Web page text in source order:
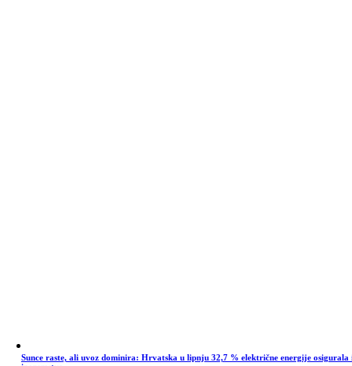
Sunce raste, ali uvoz dominira: Hrvatska u lipnju 32,7 % električne energije osigurala